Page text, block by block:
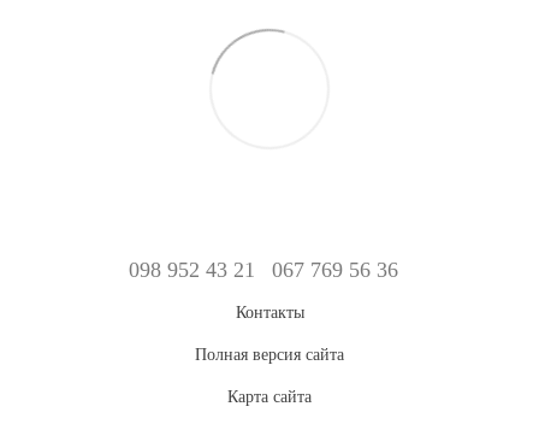
098 952 43 21 067 769 56 36
Контакты
Полная версия сайта
Карта сайта